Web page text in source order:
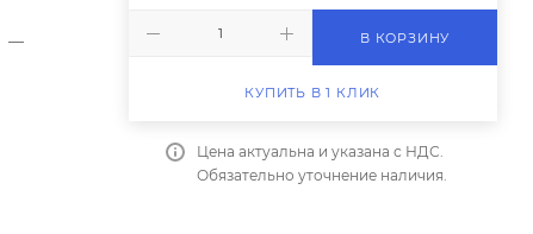
—
В КОРЗИНУ
КУПИТЬ В 1 КЛИК
Цена актуальна и указана с НДС.
Обязательно уточнение наличия.